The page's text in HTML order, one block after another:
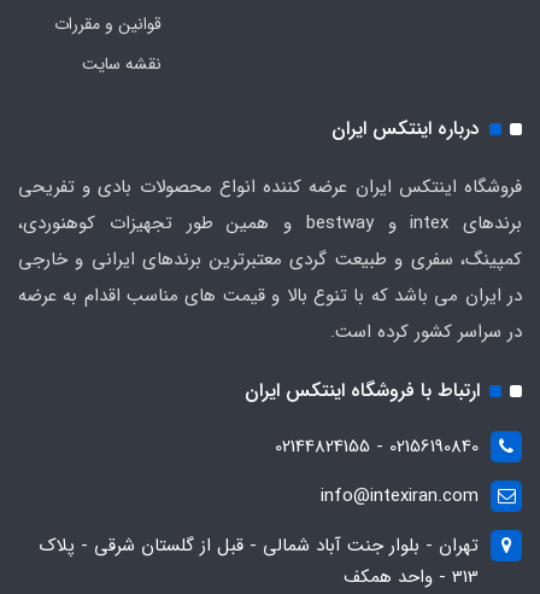
قوانین و مقررات
نقشه سایت
درباره اینتکس ایران
فروشگاه اینتکس ایران عرضه کننده انواع محصولات بادی و تفریحی
برندهای intex و bestway و همین طور تجهیزات کوهنوردی،
کمپینگ، سفری و طبیعت گردی معتبرترین برندهای ایرانی و خارجی
در ایران می باشد که با تنوع بالا و قیمت های مناسب اقدام به عرضه
در سراسر کشور کرده است.
ارتباط با فروشگاه اینتکس ایران
02156190840 - 02144824155
info@intexiran.com
تهران - بلوار جنت آباد شمالی - قبل از گلستان شرقی - پلاک
313 - واحد همکف